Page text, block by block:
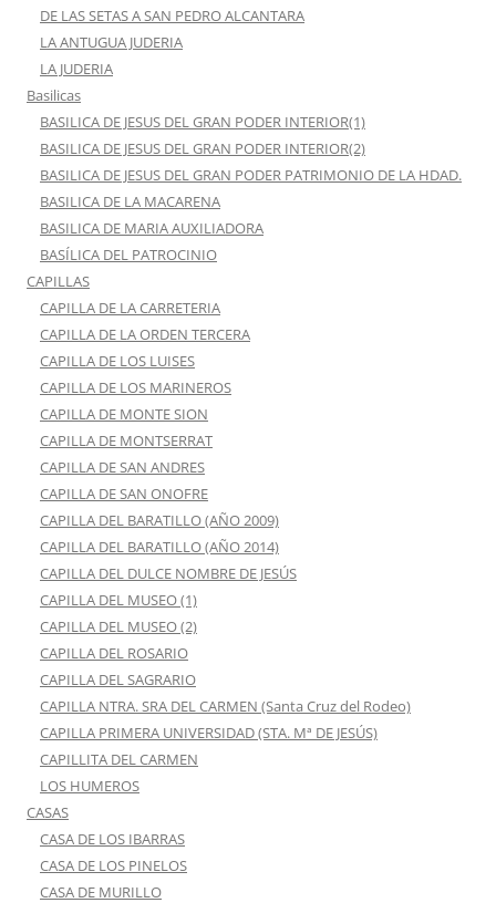
DE LAS SETAS A SAN PEDRO ALCANTARA
LA ANTUGUA JUDERIA
LA JUDERIA
Basilicas
BASILICA DE JESUS DEL GRAN PODER INTERIOR(1)
BASILICA DE JESUS DEL GRAN PODER INTERIOR(2)
BASILICA DE JESUS DEL GRAN PODER PATRIMONIO DE LA HDAD.
BASILICA DE LA MACARENA
BASILICA DE MARIA AUXILIADORA
BASÍLICA DEL PATROCINIO
CAPILLAS
CAPILLA DE LA CARRETERIA
CAPILLA DE LA ORDEN TERCERA
CAPILLA DE LOS LUISES
CAPILLA DE LOS MARINEROS
CAPILLA DE MONTE SION
CAPILLA DE MONTSERRAT
CAPILLA DE SAN ANDRES
CAPILLA DE SAN ONOFRE
CAPILLA DEL BARATILLO (AÑO 2009)
CAPILLA DEL BARATILLO (AÑO 2014)
CAPILLA DEL DULCE NOMBRE DE JESÚS
CAPILLA DEL MUSEO (1)
CAPILLA DEL MUSEO (2)
CAPILLA DEL ROSARIO
CAPILLA DEL SAGRARIO
CAPILLA NTRA. SRA DEL CARMEN (Santa Cruz del Rodeo)
CAPILLA PRIMERA UNIVERSIDAD (STA. Mª DE JESÚS)
CAPILLITA DEL CARMEN
LOS HUMEROS
CASAS
CASA DE LOS IBARRAS
CASA DE LOS PINELOS
CASA DE MURILLO